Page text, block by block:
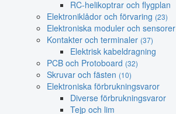
RC-helikoptrar och flygplan
Elektroniklådor och förvaring (23)
Elektroniska moduler och sensorer
Kontakter och terminaler (37)
Elektrisk kabeldragning
PCB och Protoboard (32)
Skruvar och fästen (10)
Elektroniska förbrukningsvaror
Diverse förbrukningsvaror
Tejp och lim